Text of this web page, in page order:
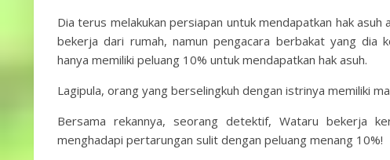
Dia terus melakukan persiapan untuk mendapatkan hak
bekerja dari rumah, namun pengacara berbakat yang dia
hanya memiliki peluang 10% untuk mendapatkan hak asuh.
Lagipula, orang yang berselingkuh dengan istrinya memiliki
Bersama rekannya, seorang detektif, Wataru bekerja
menghadapi pertarungan sulit dengan peluang menang 10%!